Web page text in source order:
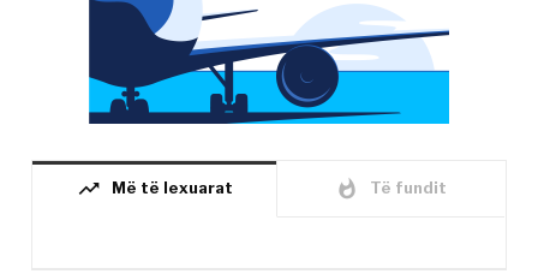
trending_up Më të lexuarat whatshot Të fundit